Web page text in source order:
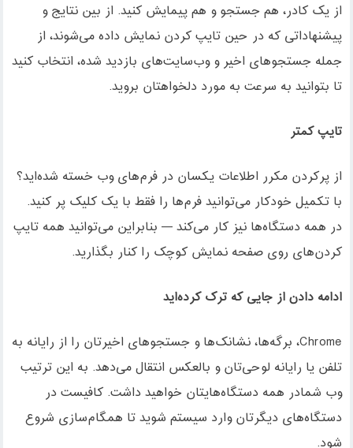
از یک کادر، هم جستجو و هم پیمایش کنید. از بین نتایج و
پیشنهاداتی که در حین تایپ کردن نمایش داده می‌شوند، از
جمله جستجوهای اخیر و وب‌سایت‌های بازدید شده، انتخاب کنید
تا بتوانید به سرعت به مورد دلخواهتان بروید.
تایپ کمتر
از پرکردن مکرر اطلاعات یکسان در فرم‌های وب خسته شده‌اید؟
با تکمیل خودکار می‌توانید فرم‌ها را فقط با یک کلیک پر کنید.
در همه دستگاه‌ها نیز کار می‌کند — بنابراین می‌توانید همه تایپ
کردن‌های روی صفحه نمایش کوچک را کنار بگذارید.
ادامه دادن از جایی که ترک کرده‌اید
Chrome، برگه‌ها، نشانک‌ها و جستجوهای اخیرتان را از رایانه به
تلفن یا رایانه لوحی‌تان و بالعکس انتقال می‌دهد. به این ترتیب
وب شمادر همه دستگاه‌هایتان خواهید داشت. کافیست در
دستگاه‌های دیگرتان وارد سیستم شوید تا همگام‌سازی شروع
شود.